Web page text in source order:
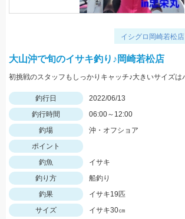
イシグロ岡崎若松店
大山沖で旬のイサキ釣り♪岡崎若松店
釣行日
2022/06/13
釣行時間
06:00～12:00
釣場
沖・オフショア
ポイント
釣魚
イサキ
釣り方
船釣り
釣果
イサキ19匹
サイズ
イサキ30㎝